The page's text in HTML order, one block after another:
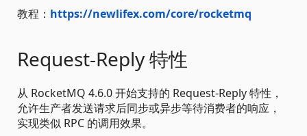
教程： https://newlifex.com/core/rocketmq
Request-Reply 特性
从 RocketMQ 4.6.0 开始支持的 Request-Reply 特性，
允许生产者发送请求后同步或异步等待消费者的响应，
实现类似 RPC 的调用效果。